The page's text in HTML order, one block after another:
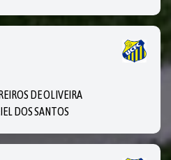
DE OLIVEIRA
DOS SANTOS